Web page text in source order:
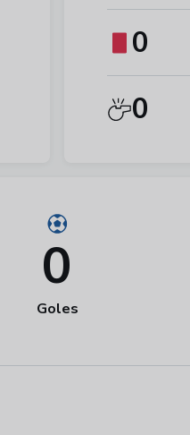
0
Goles
0
0